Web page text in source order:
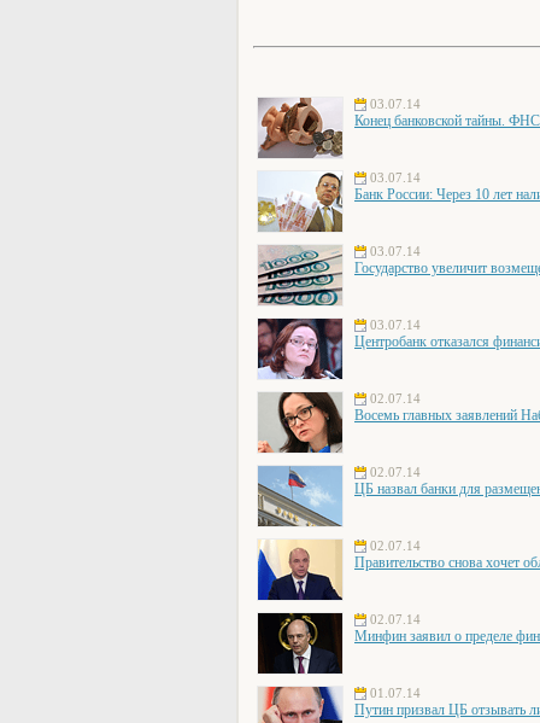
03.07.14
Конец банковской тайны.
03.07.14
Банк России: Через 10 лет
03.07.14
Государство увеличит
03.07.14
Центробанк отказался
02.07.14
Восемь главных заявлений
02.07.14
ЦБ назвал банки для
02.07.14
Правительство снова хочет
02.07.14
Минфин заявил о пределе
01.07.14
Путин призвал ЦБ отзывать